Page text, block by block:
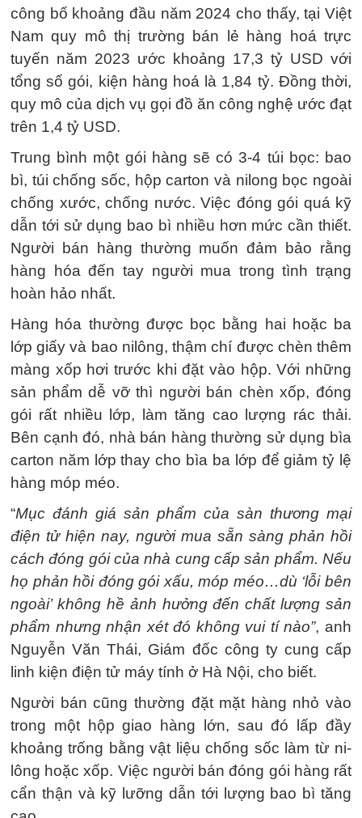
công bố khoảng đầu năm 2024 cho thấy, tại Việt
Nam quy mô thị trường bán lẻ hàng hoá trực
tuyến năm 2023 ước khoảng 17,3 tỷ USD với
tổng số gói, kiện hàng hoá là 1,84 tỷ. Đồng thời,
quy mô của dịch vụ gọi đồ ăn công nghệ ước đạt
trên 1,4 tỷ USD.
Trung bình một gói hàng sẽ có 3-4 túi bọc: bao
bì, túi chống sốc, hộp carton và nilong bọc ngoài
chống xước, chống nước. Việc đóng gói quá kỹ
dẫn tới sử dụng bao bì nhiều hơn mức cần thiết.
Người bán hàng thường muốn đảm bảo rằng
hàng hóa đến tay người mua trong tình trạng
hoàn hảo nhất.
Hàng hóa thường được bọc bằng hai hoặc ba
lớp giấy và bao nilông, thậm chí được chèn thêm
màng xốp hơi trước khi đặt vào hộp. Với những
sản phẩm dễ vỡ thì người bán chèn xốp, đóng
gói rất nhiều lớp, làm tăng cao lượng rác thải.
Bên cạnh đó, nhà bán hàng thường sử dụng bìa
carton năm lớp thay cho bìa ba lớp để giảm tỷ lệ
hàng móp méo.
“Mục đánh giá sản phẩm của sàn thương mại
điện tử hiện nay, người mua sẵn sàng phản hồi
cách đóng gói của nhà cung cấp sản phẩm. Nếu
họ phản hồi đóng gói xấu, móp méo…dù ‘lỗi bên
ngoài’ không hề ảnh hưởng đến chất lượng sản
phẩm nhưng nhận xét đó không vui tí nào”, anh
Nguyễn Văn Thái, Giám đốc công ty cung cấp
linh kiện điện tử máy tính ở Hà Nội, cho biết.
Người bán cũng thường đặt mặt hàng nhỏ vào
trong một hộp giao hàng lớn, sau đó lấp đầy
khoảng trống bằng vật liệu chống sốc làm từ ni-
lông hoặc xốp. Việc người bán đóng gói hàng rất
cẩn thận và kỹ lưỡng dẫn tới lượng bao bì tăng